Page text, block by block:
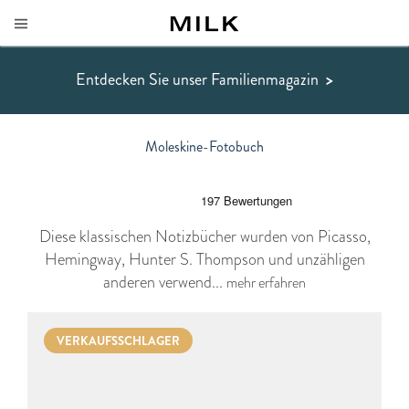
Entdecken Sie unser Familienmagazin >
Moleskine-Fotobuch
Diese klassischen Notizbücher wurden von Picasso,
Hemingway, Hunter S. Thompson und unzähligen
anderen verwend... mehr erfahren
VERKAUFSSCHLAGER